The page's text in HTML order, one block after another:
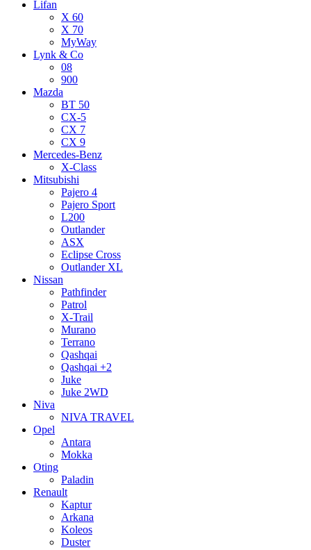
Lifan
X 60
X 70
MyWay
Lynk & Co
08
900
Mazda
BT 50
CX-5
CX 7
CX 9
Mercedes-Benz
X-Class
Mitsubishi
Pajero 4
Pajero Sport
L200
Outlander
ASX
Eclipse Cross
Outlander XL
Nissan
Pathfinder
Patrol
X-Trail
Murano
Terrano
Qashqai
Qashqai +2
Juke
Juke 2WD
Niva
NIVA TRAVEL
Opel
Antara
Mokka
Oting
Paladin
Renault
Kaptur
Arkana
Koleos
Duster